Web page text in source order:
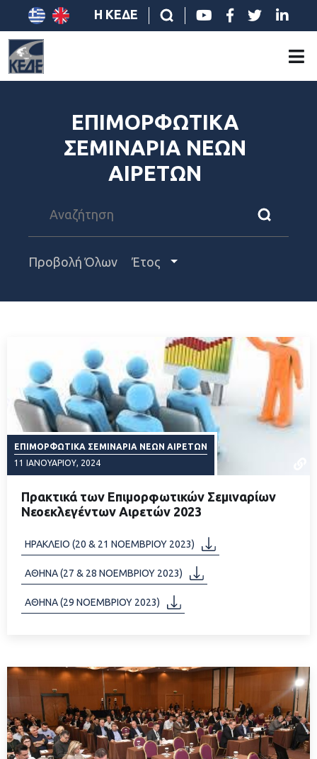
Η ΚΕΔΕ
ΕΠΙΜΟΡΦΩΤΙΚΑ
ΣΕΜΙΝΑΡΙΑ ΝΕΩΝ
ΑΙΡΕΤΩΝ
Προβολή Όλων Έτος
ΕΠΙΜΟΡΦΩΤΙΚΆ ΣΕΜΙΝΆΡΙΑ ΝΈΩΝ ΑΙΡΕΤΏΝ
11 ΙΑΝΟΥΑΡΊΟΥ, 2024
ΔΙΑΒΑΣΤΕ ΠΕΡΙΣΣΟΤΕΡΑ
Πρακτικά των Επιμορφωτικών Σεμιναρίων
Νεοεκλεγέντων Αιρετών 2023
ΗΡΑΚΛΕΙΟ (20 & 21 ΝΟΕΜΒΡΙΟΥ 2023)
ΑΘΗΝΑ (27 & 28 ΝΟΕΜΒΡΙΟΥ 2023)
ΑΘΗΝΑ (29 ΝΟΕΜΒΡΙΟΥ 2023)